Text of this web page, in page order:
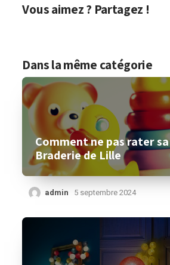
Vous aimez ? Partagez !
Dans la même catégorie
Comment ne pas rater sa
Braderie de Lille
admin 5 septembre 2024